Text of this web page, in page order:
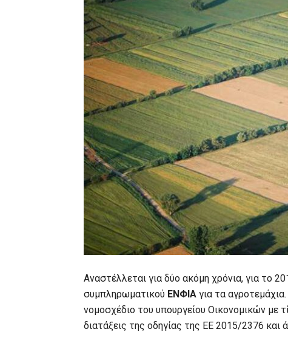
Αναστέλλεται για δύο ακόμη χρόνια, για το
συμπληρωματικού ΕΝΦΙΑ για τα
νομοσχέδιο του υπουργείου Οικονομικών με
διατάξεις της οδηγίας της ΕΕ 2015/2376 και